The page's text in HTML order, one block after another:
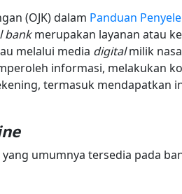
(OJK) dalam Panduan
bankmerupakan layanan atau
melalui media digitalmilik
informasi, melakukan
termasuk mendapatkan
umumnya tersedia pada